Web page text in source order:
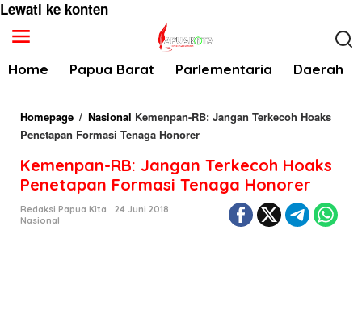
Lewati ke konten
Home Papua Barat Parlementaria Daerah
Homepage / Nasional Kemenpan-RB: Jangan Terkecoh Hoaks
Penetapan Formasi Tenaga Honorer
Kemenpan-RB: Jangan Terkecoh Hoaks
Penetapan Formasi Tenaga Honorer
Redaksi Papua Kita
24 Juni 2018
Nasional